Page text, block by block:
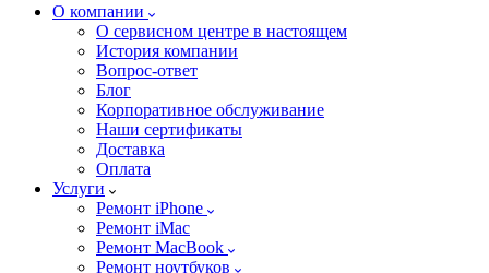
О компании
О сервисном центре в настоящем
История компании
Вопрос-ответ
Блог
Корпоративное обслуживание
Наши сертификаты
Доставка
Оплата
Услуги
Ремонт iPhone
Ремонт iMac
Ремонт MacBook
Ремонт ноутбуков